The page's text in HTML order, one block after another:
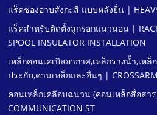
แร็คช่องอาบสังกะสี แบบหลังยื่น |
แร็คสําหรับติดตั้งลูกรอกแนวนอน |
SPOOL INSULATOR INSTALLATION
เหล็กคอนเคเบิลอากาศ,เหล็กรางนํ้า,เห
ประกับ,คานเหล็กและอื่นๆ | CROSSARM
คอนเหล็กเคลือบฉนวน (คอนเหล็กสื่อสาร
COMMUNICATION ST